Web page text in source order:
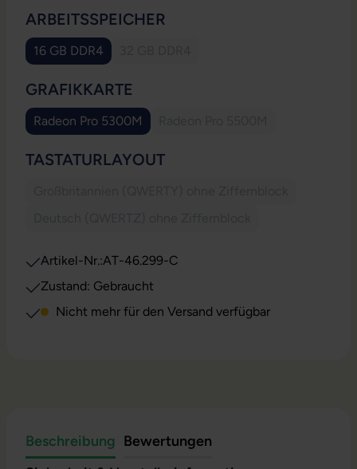
ARBEITSSPEICHER
16 GB DDR4
(Diese Option ist zurzeit nicht verfügbar.)
GRAFIKKARTE
Radeon Pro 5300M
(Diese Option ist zurzeit nicht verfügbar.)
TASTATURLAYOUTAUSWÄHLEN
Artikel-Nr.:AT-46.299-C
Zustand: Gebraucht
Nicht mehr für den Versand verfügbar
Beschreibung Bewertungen